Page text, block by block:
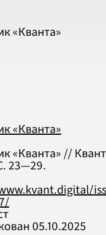
«Кванта»
«Кванта»
«Кванта» //
23‍—‍29.
05.10.2025